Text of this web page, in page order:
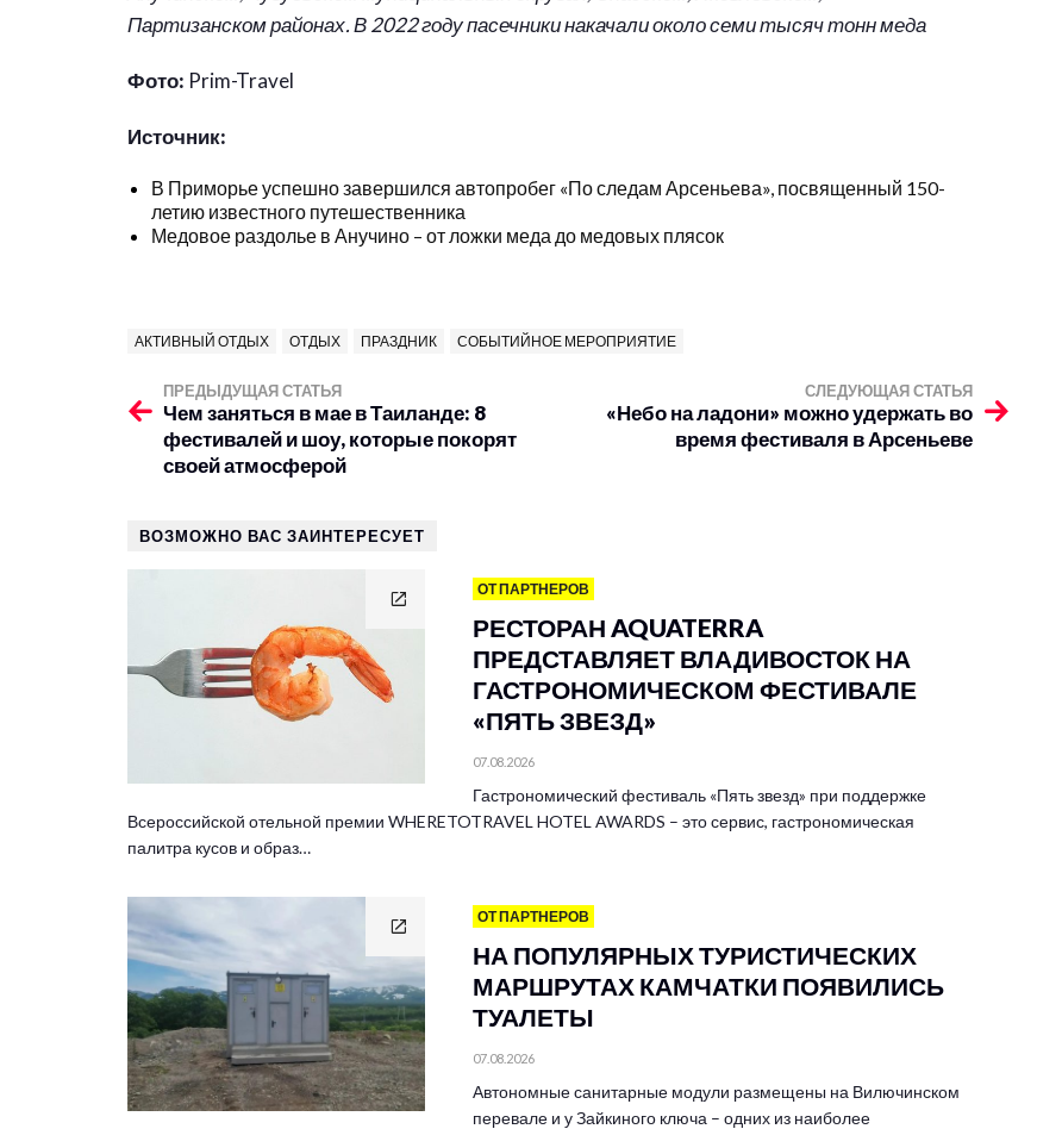
Партизанском районах. В 2022 году пасечники накачали около семи тысяч тонн меда
Фото: Prim-Travel
Источник:
В Приморье успешно завершился автопробег «По следам Арсеньева», посвященный 150-
летию известного путешественника
Медовое раздолье в Анучино – от ложки меда до медовых плясок
АКТИВНЫЙ ОТДЫХ ОТДЫХ ПРАЗДНИК СОБЫТИЙНОЕ МЕРОПРИЯТИЕ
ПРЕДЫДУЩАЯ СТАТЬЯ
Чем заняться в мае в Таиланде: 8
фестивалей и шоу, которые покорят
своей атмосферой
СЛЕДУЮЩАЯ СТАТЬЯ
«Небо на ладони» можно удержать во
время фестиваля в Арсеньеве
ВОЗМОЖНО ВАС ЗАИНТЕРЕСУЕТ
ОТ ПАРТНЕРОВ
РЕСТОРАН AQUATERRA
ПРЕДСТАВЛЯЕТ ВЛАДИВОСТОК НА
ГАСТРОНОМИЧЕСКОМ ФЕСТИВАЛЕ
«ПЯТЬ ЗВЕЗД»
07.08.2026
Гастрономический фестиваль «Пять звезд» при поддержке
Всероссийской отельной премии WHERETOTRAVEL HOTEL AWARDS – это сервис, гастрономическая
палитра кусов и образ…
ОТ ПАРТНЕРОВ
НА ПОПУЛЯРНЫХ ТУРИСТИЧЕСКИХ
МАРШРУТАХ КАМЧАТКИ ПОЯВИЛИСЬ
ТУАЛЕТЫ
07.08.2026
Автономные санитарные модули размещены на Вилючинском
перевале и у Зайкиного ключа – одних из наиболее